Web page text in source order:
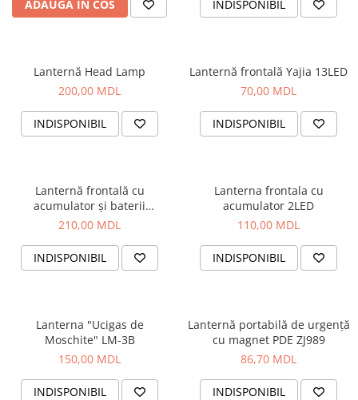
ADAUGA IN COS INDISPONIBIL
Lanternă Head Lamp
200,00 MDL
INDISPONIBIL
Lanternă frontală Yajia 13LED
70,00 MDL
INDISPONIBIL
Lanternă frontală cu
acumulator și baterii
(4200mAhx2 buc)
210,00 MDL
INDISPONIBIL
Lanterna frontala cu
acumulator 2LED
110,00 MDL
INDISPONIBIL
Lanterna "Ucigas de
Moschite" LM-3B
150,00 MDL
INDISPONIBIL
Lanternă portabilă de urgență
cu magnet PDE ZJ989
86,70 MDL
INDISPONIBIL